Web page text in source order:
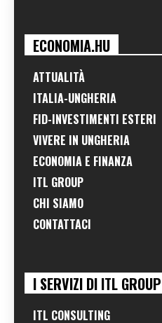
ECONOMIA.HU
ATTUALITÀ
ITALIA-UNGHERIA
FID-INVESTIMENTI ESTERI
VIVERE IN UNGHERIA
ECONOMIA E FINANZA
ITL GROUP
CHI SIAMO
CONTATTACI
I SERVIZI DI ITL GROUP
ITL CONSULTING